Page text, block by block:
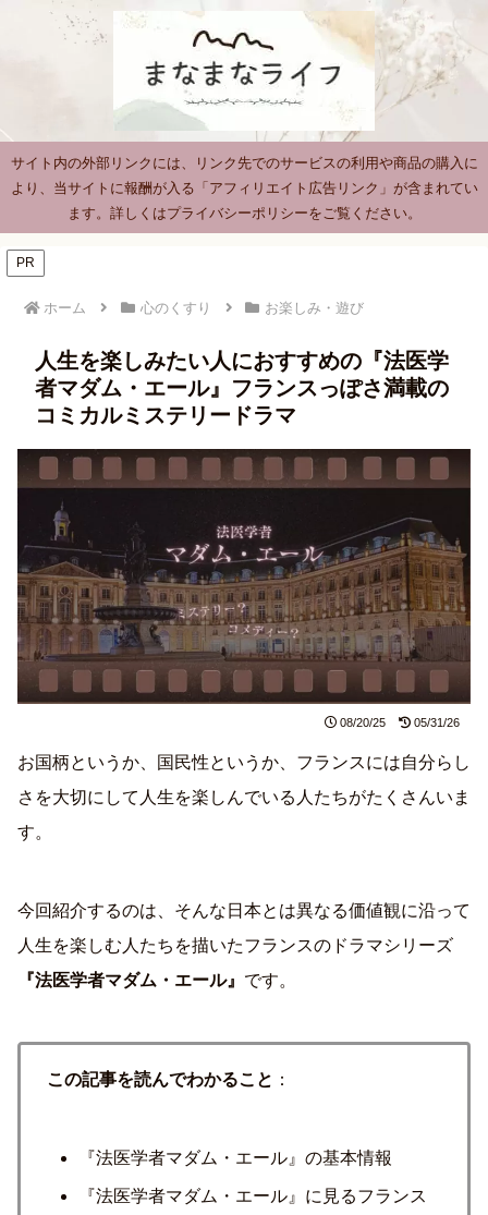
サイト内の外部リンクには、リンク先でのサービスの利用や商品の購入に
より、当サイトに報酬が入る「アフィリエイト広告リンク」が含まれてい
ます。詳しくはプライバシーポリシーをご覧ください。
PR
ホーム 心のくすり お楽しみ・遊び
人生を楽しみたい人におすすめの『法医学
者マダム・エール』フランスっぽさ満載の
コミカルミステリードラマ
08/20/25 05/31/26
お国柄というか、国民性というか、フランスには自分らし
さを大切にして人生を楽しんでいる人たちがたくさんいま
す。
今回紹介するのは、そんな日本とは異なる価値観に沿って
人生を楽しむ人たちを描いたフランスのドラマシリーズ
『法医学者マダム・エール』 です。
この記事を読んでわかること ：
『法医学者マダム・エール』の基本情報
『法医学者マダム・エール』に見るフランス